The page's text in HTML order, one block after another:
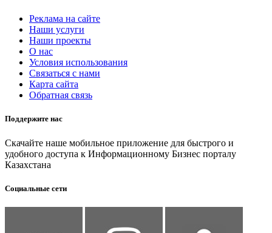
Реклама на сайте
Наши услуги
Наши проекты
О нас
Условия использования
Связаться с нами
Карта сайта
Обратная связь
Поддержите нас
Скачайте наше мобильное приложение для быстрого и
удобного доступа к Информационному Бизнес порталу
Казахстана
Социальные сети